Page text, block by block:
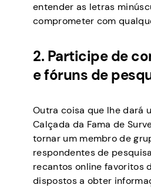
entender as letras
comprometer com
2. Participe de
e fóruns de
Outra coisa que lhe dará
Calçada da Fama de
tornar um membro de
respondentes de
recantos online favoritos
dispostos a obter